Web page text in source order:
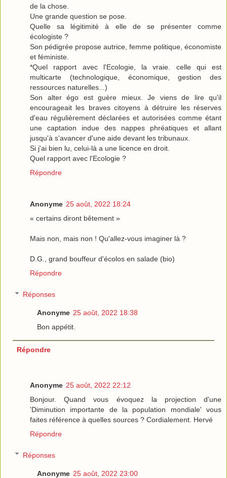
de la chose.
Une grande question se pose.
Quelle sa légitimité à elle de se présenter comme
écologiste ?
Son pédigrée propose autrice, femme politique, économiste
et féministe.
*Quel rapport avec l'Ecologie, la vraie. celle qui est
multicarte (technologique, économique, gestion des
ressources naturelles...)
Son alter égo est guère mieux. Je viens de lire qu'il
encourageait les braves citoyens à détruire les réserves
d'eau régulièrement déclarées et autorisées comme étant
une captation indue des nappes phréatiques et allant
jusqu'à s'avancer d'une aide devant les tribunaux.
Si j'ai bien lu, celui-là a une licence en droit.
Quel rapport avec l'Ecologie ?
Répondre
Anonyme 25 août, 2022 18:24
« certains diront bêtement »
Mais non, mais non ! Qu'allez-vous imaginer là ?
D.G., grand bouffeur d'écolos en salade (bio)
Répondre
Réponses
Anonyme 25 août, 2022 18:38
Bon appétit.
Répondre
Anonyme 25 août, 2022 22:12
Bonjour. Quand vous évoquez la projection d'une
'Diminution importante de la population mondiale' vous
faites référence à quelles sources ? Cordialement. Hervé
Répondre
Réponses
Anonyme 25 août, 2022 23:00